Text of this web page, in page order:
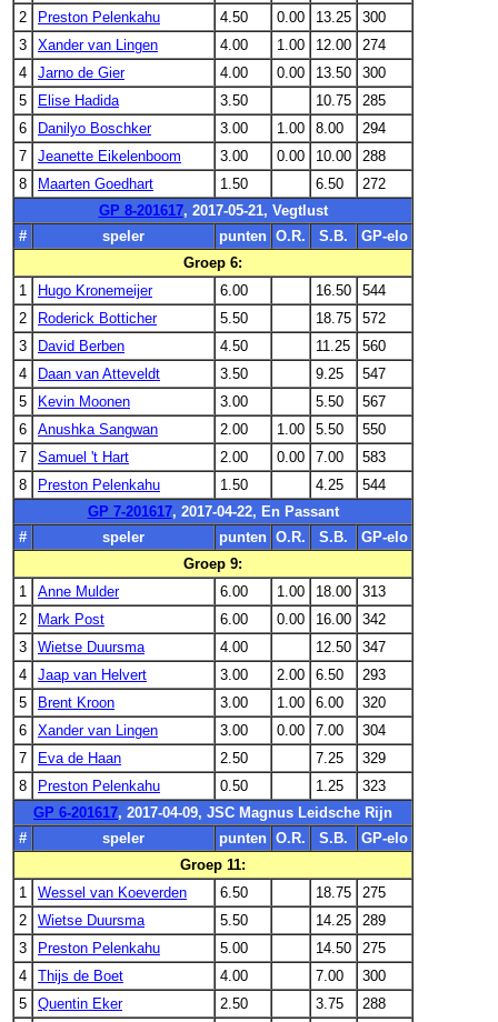
2 Preston Pelenkahu 4.50 0.00 13.25
300
3
Xander van Lingen 4.00 1.00 12.00
274
4
Jarno de Gier 4.00 0.00 13.50
300
5
Elise Hadida 3.50 10.75
285
6
Danilyo Boschker 3.00 1.00 8.00
294
7
Jeanette Eikelenboom 3.00 0.00 10.00
288
8
Maarten Goedhart 1.50 6.50
272
GP 8-201617, 2017-05-21, Vegtlust
#
speler punten O.R. S.B.
GP-elo
Groep 6:
1
Hugo Kronemeijer 6.00 16.50
544
2
Roderick Botticher 5.50 18.75
572
3
David Berben 4.50 11.25
560
4
Daan van Atteveldt 3.50 9.25
547
5
Kevin Moonen 3.00 5.50
567
6
Anushka Sangwan 2.00 1.00 5.50
550
7
Samuel 't Hart 2.00 0.00 7.00
583
8
Preston Pelenkahu 1.50 4.25
544
GP 7-201617, 2017-04-22, En Passant
#
speler punten O.R. S.B.
GP-elo
Groep 9:
1
Anne Mulder 6.00 1.00 18.00
313
2
Mark Post 6.00 0.00 16.00
342
3
Wietse Duursma 4.00 12.50
347
4
Jaap van Helvert 3.00 2.00 6.50
293
5
Brent Kroon 3.00 1.00 6.00
320
6
Xander van Lingen 3.00 0.00 7.00
304
7
Eva de Haan 2.50 7.25
329
8
Preston Pelenkahu 0.50 1.25
323
GP 6-201617, 2017-04-09, JSC Magnus Leidsche Rijn
#
speler punten O.R. S.B.
GP-elo
Groep 11:
1
Wessel van Koeverden 6.50 18.75
275
2
Wietse Duursma 5.50 14.25
289
3
Preston Pelenkahu 5.00 14.50
275
4
Thijs de Boet 4.00 7.00
300
5
Quentin Eker 2.50 3.75
288